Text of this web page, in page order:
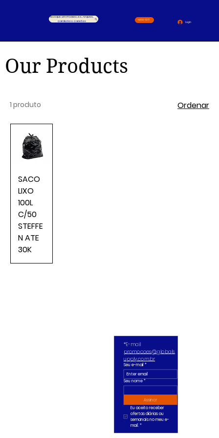
Busque um Produto, ex.: Arquivo,
cardernos, canetas
4000-1517
Login
Our Products
1 produto Ordenar
SACO
LIXO
100L
C/50
STEFFE
N ATE
30K
promocoes@globals
upply.com.br
Seu e-mail *
Seu nome *
Assinar
Eu aceito receber
ofertas diárias ou
semanais no meu e-
mail. *